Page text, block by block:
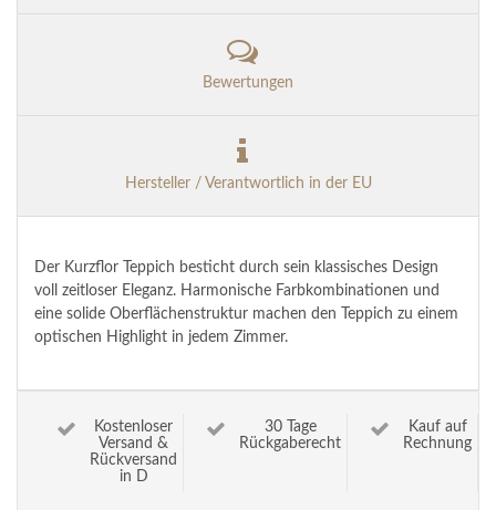
Bewertungen
Hersteller / Verantwortlich in der EU
Der Kurzflor Teppich besticht durch sein klassisches Design
voll zeitloser Eleganz. Harmonische Farbkombinationen und
eine solide Oberflächenstruktur machen den Teppich zu einem
optischen Highlight in jedem Zimmer.
Kostenloser
Versand &
Rückversand
in D
30 Tage
Rückgaberecht
Kauf auf
Rechnung